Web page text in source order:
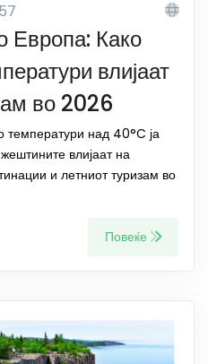
Европа: Како
влијаат
во 2026
температури над 40°C ја
влијаат на
и летниот туризам во
Повеќе